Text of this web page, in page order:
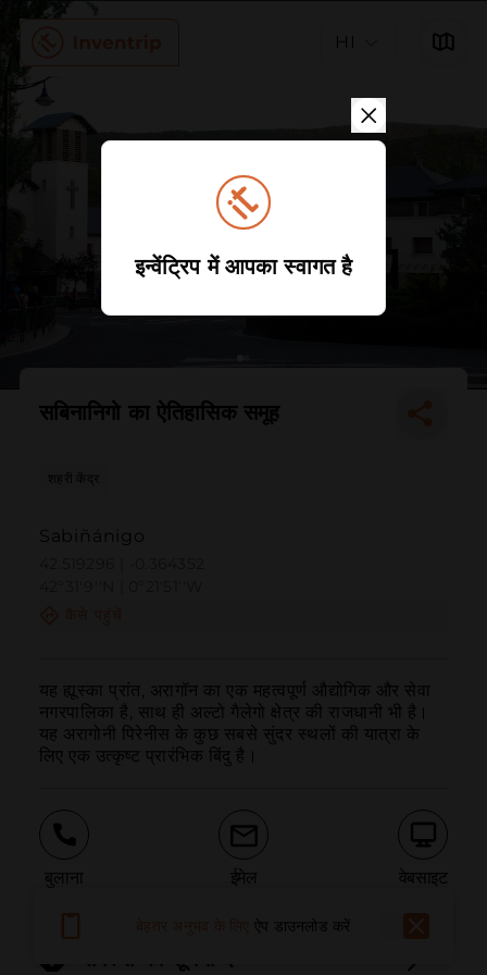
HI
सबिनानिगो का ऐतिहासिक समूह
शहरी केंद्र
Sabiñánigo
यह ह्यूस्का प्रांत, अरागॉन का एक महत्वपूर्ण औद्योगिक और सेवा
नगरपालिका है, साथ ही अल्टो गैलेगो क्षेत्र की राजधानी भी है।
यह अरागोनी पिरेनीस के कुछ सबसे सुंदर स्थलों की यात्रा के
लिए एक उत्कृष्ट प्रारंभिक बिंदु है।
बुलाना ईमेल वेबसाइट
समस्या की सूचना दें
ऐप डाउनलोड करें
इन्वेंट्रिप में आपका स्वागत है